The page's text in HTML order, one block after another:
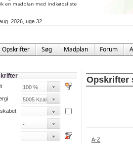
2026, uge 32
Opskrifter Søg Madplan Forum
Opskrifter
A-Z